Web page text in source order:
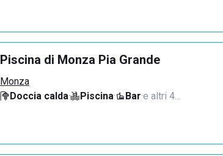
Piscina di Monza Pia Grande
Monza
Doccia calda· Piscina· Bar·e altri 4…